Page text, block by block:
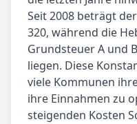
Seit 2008 beträgt
320, während die
Grundsteuer A und
liegen. Diese
viele Kommunen
ihre Einnahmen zu
steigenden Kosten